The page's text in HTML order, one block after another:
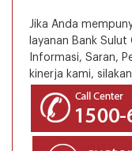
Jika Anda
layanan Bank
Informasi, Saran,
kinerja kami,